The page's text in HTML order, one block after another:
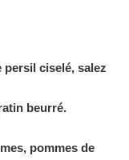
persil ciselé, salez
beurré.
pommes de